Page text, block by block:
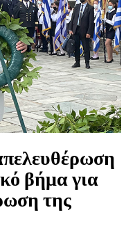
βήμα για
της